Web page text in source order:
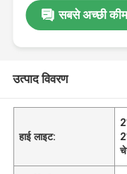
सबसे अच्छी
उत्पाद विवरण
हाई लाइट: